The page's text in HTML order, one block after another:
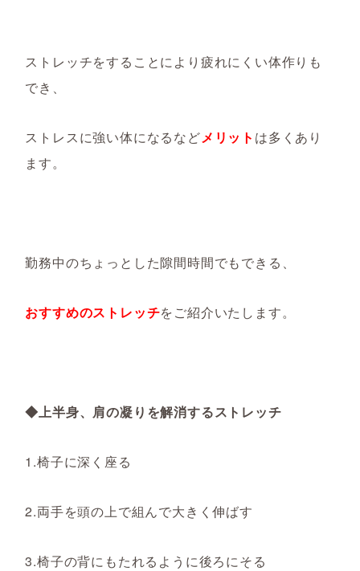
ストレッチをすることにより疲れにくい体作りも
でき、
ストレスに強い体になるなどメリット は多くあり
ます。
勤務中のちょっとした隙間時間でもできる、
おすすめのストレッチをご紹介いたします。
◆上半身、肩の凝りを解消するストレッチ
1.椅子に深く座る
2.両手を頭の上で組んで大きく伸ばす
3.椅子の背にもたれるように後ろにそる